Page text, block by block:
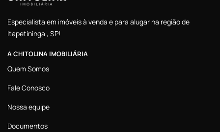
Especialista em imóveis à venda e para alugar na região de
Itapetininga , SP!
A CHITOLINA IMOBILIÁRIA
Quem Somos
Fale Conosco
Nossa equipe
Documentos